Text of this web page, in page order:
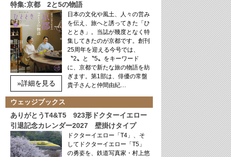
特集:京都 2と5の物語
»詳細を見る
日本の文化や風土、人々の営み
を伝え、旅へと誘ってきた「ひ
ととき」。当誌が幾度となく特
集してきたのが京都です。創刊
25周年を迎える今号では、
〝2〟と〝5〟をキーワード
に、京都で新たな旅の物語を紡
ぎます。第1部は、俳優の常盤
貴子さんと仲間由紀…
ウェッジブックス
ありがとうT4&T5 923形ドクターイエロー
引退記念カレンダー2027 壁掛けタイプ
ドクターイエロー「T4」、そ
してドクターイエロー「T5」
の勇姿を、鉄道写真家・村上悠